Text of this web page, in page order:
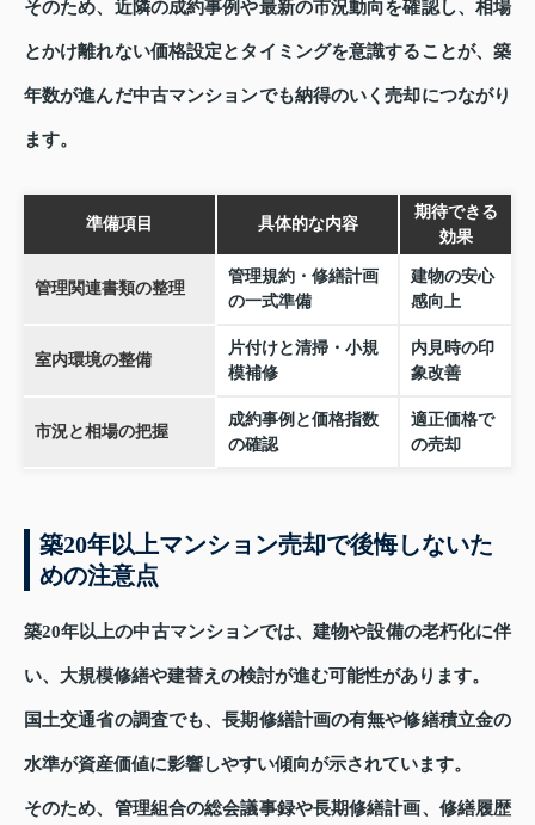
そのため、近隣の成約事例や最新の市況動向を確認し、相場
とかけ離れない価格設定とタイミングを意識することが、築
年数が進んだ中古マンションでも納得のいく売却につながり
ます。
準備項目 具体的な内容
期待できる
効果
管理関連書類の整理
管理規約・修繕計画
の一式準備
建物の安心
感向上
室内環境の整備
片付けと清掃・小規
模補修
内見時の印
象改善
市況と相場の把握
成約事例と価格指数
の確認
適正価格で
の売却
築20年以上マンション売却で後悔しないた
めの注意点
築20年以上の中古マンションでは、建物や設備の老朽化に伴
い、大規模修繕や建替えの検討が進む可能性があります。
国土交通省の調査でも、長期修繕計画の有無や修繕積立金の
水準が資産価値に影響しやすい傾向が示されています。
そのため、管理組合の総会議事録や長期修繕計画、修繕履歴